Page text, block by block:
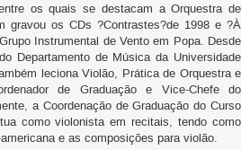
os quais se destacam a Orquestra de
gravou os CDs ?Contrastes?de 1998 e ?À
Instrumental de Vento em Popa. Desde
Departamento de Música da Universidade
leciona Violão, Prática de Orquestra e
de Graduação e Vice-Chefe do
a Coordenação de Graduação do Curso
como violonista em recitais, tendo como
e as composições para violão.